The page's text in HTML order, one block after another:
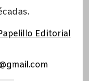
Editorial